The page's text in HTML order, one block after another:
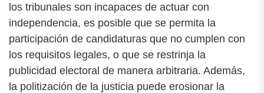
los tribunales son incapaces de actuar con
independencia, es posible que se permita la
participación de candidaturas que no cumplen con
los requisitos legales, o que se restrinja la
publicidad electoral de manera arbitraria. Además,
la politización de la justicia puede erosionar la